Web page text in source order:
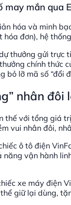
may mắn qua
hóa và minh
đơn), hệ
thưởng gửi
chính thức
bỏ lỡ mã số “đổi
nhân đôi
thế với tổng giá
vui nhân đôi,
ô tô điện
vận hành
xe máy điện
thể giữ lại dùng,